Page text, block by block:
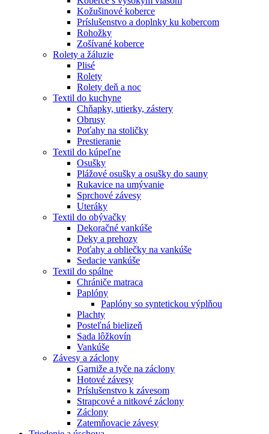
Kožušinové koberce
Príslušenstvo a doplnky ku kobercom
Rohožky
Zošívané koberce
Rolety a žáluzie
Plisé
Rolety
Rolety deň a noc
Textil do kuchyne
Chňapky, utierky, zástery
Obrusy
Poťahy na stoličky
Prestieranie
Textil do kúpeľne
Osušky
Plážové osušky a osušky do sauny
Rukavice na umývanie
Sprchové závesy
Uteráky
Textil do obývačky
Dekoračné vankúše
Deky a prehozy
Poťahy a obliečky na vankúše
Sedacie vankúše
Textil do spálne
Chrániče matraca
Paplóny
Paplóny so syntetickou výplňou
Plachty
Posteľná bielizeň
Sada lôžkovín
Vankúše
Závesy a záclony
Garniže a tyče na záclony
Hotové závesy
Príslušenstvo k závesom
Strapcové a nitkové záclony
Záclony
Zatemňovacie závesy